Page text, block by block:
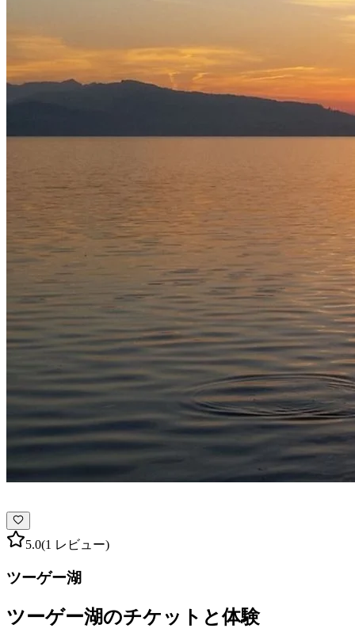
5.0(1 レビュー)
ツーゲー湖
ツーゲー湖のチケットと体験